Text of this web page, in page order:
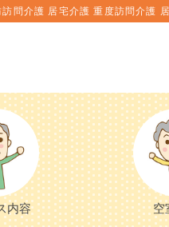
問介護 居宅介護 重度訪問介護
内容 空